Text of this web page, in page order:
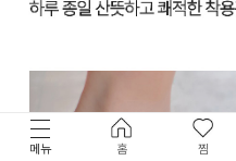
메뉴 홈 찜